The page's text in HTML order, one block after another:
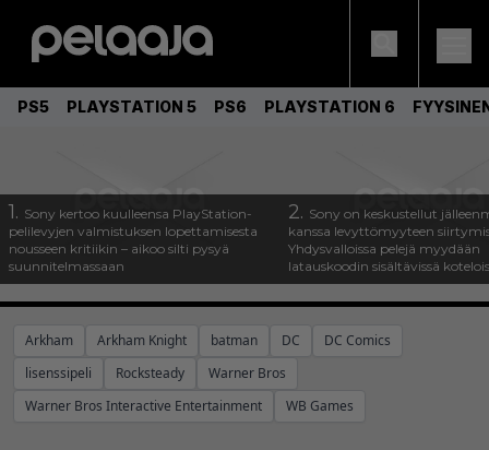
PS5 PLAYSTATION 5 PS6 PLAYSTATION 6
1. Sony kertoo kuulleensa PlayStation-
pelilevyjen valmistuksen lopettamisesta
nousseen kritiikin – aikoo silti pysyä
suunnitelmassaan
2. Sony on keskustellut
kanssa levyttömyyteen
Yhdysvalloissa pelejä myydään
latauskoodin sisältävissä
Arkham Arkham Knight batman DC
DC Comics
lisenssipeli
Rocksteady
Warner Bros
Warner Bros Interactive Entertainment
WB Games